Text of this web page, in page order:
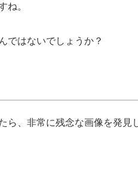
ね。
ではないでしょうか？
ら、非常に残念な画像を発見